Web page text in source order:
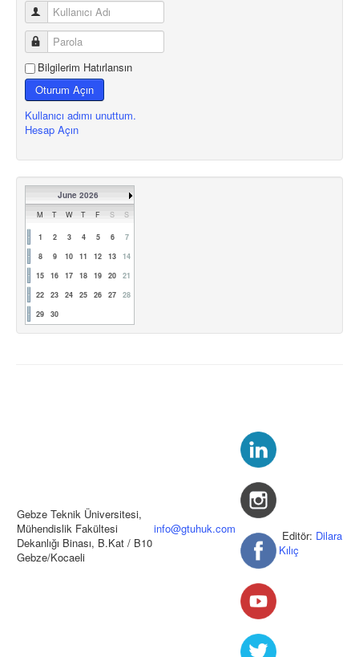
Bilgilerim Hatırlansın
Oturum Açın
Kullanıcı adımı unuttum.
Hesap Açın
June 2026
M T W T F S S
1 2 3 4 5 6
7
8
9 10 11 12 13
14
15
16 17 18 19 20
21
22
23 24 25 26 27
28
29
30
Gebze Teknik Üniversitesi,
Mühendislik Fakültesi
Dekanlığı Binası, B.Kat / B10
Gebze/Kocaeli
info@gtuhuk.com Editör: Dilara
Kılıç